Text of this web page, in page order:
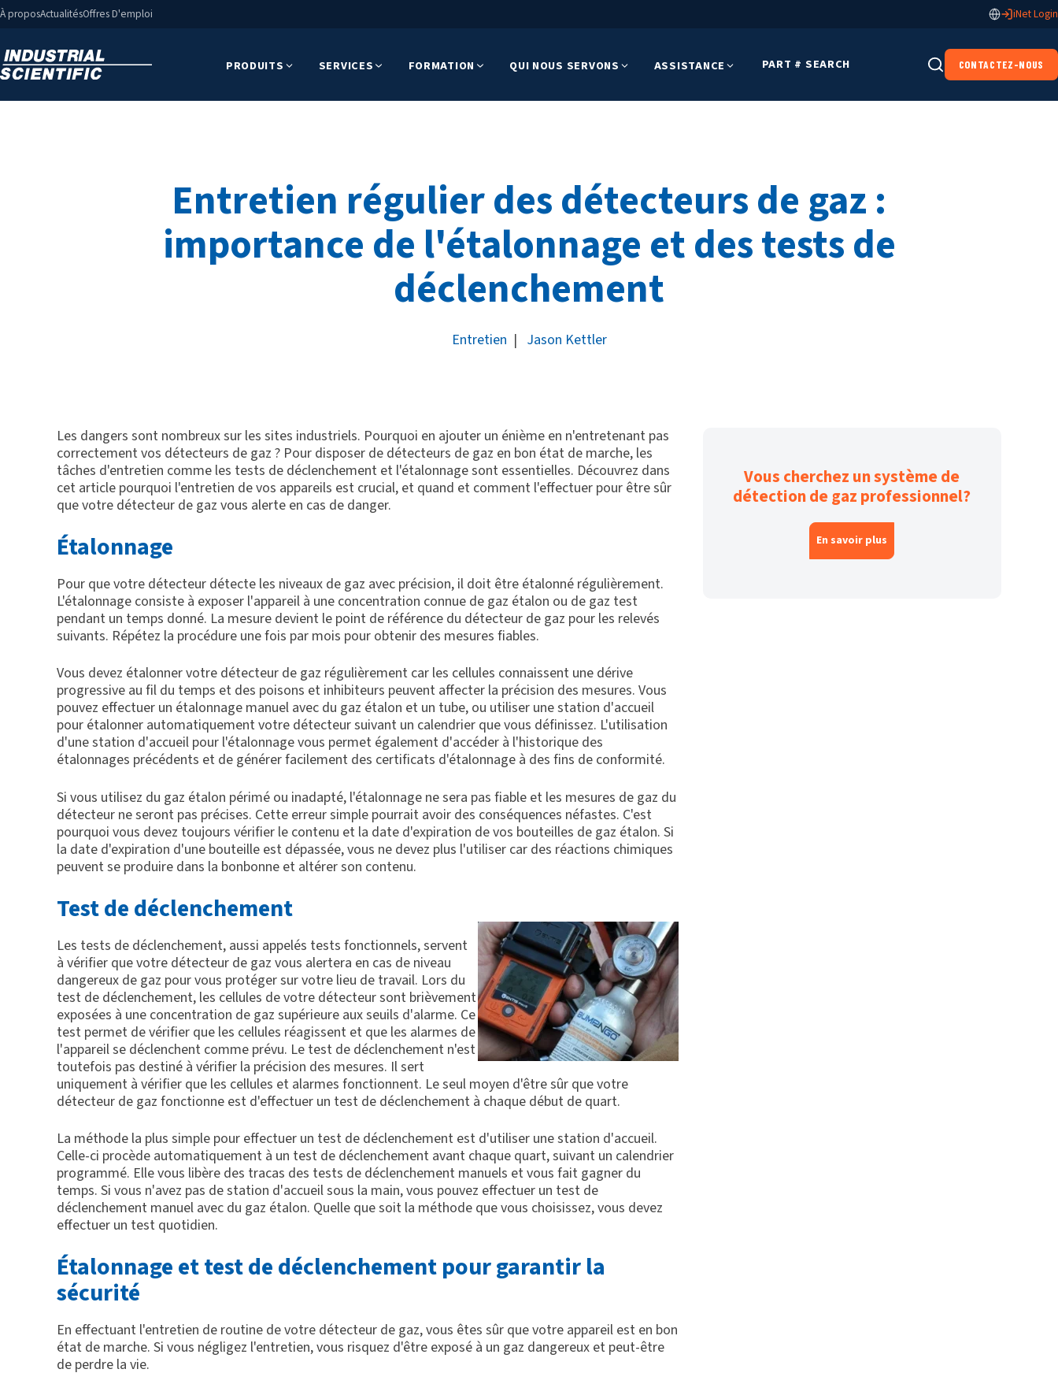
À proposActualitésOffres D'emploi iNet Login
PRODUITS SERVICES FORMATION QUI NOUS SERVONS ASSISTANCE PART # SEARCH CONTACTEZ-NOUS
Entretien régulier des détecteurs de gaz :
importance de l'étalonnage et des tests de
déclenchement
Entretien | Jason Kettler
Les dangers sont nombreux sur les sites industriels. Pourquoi en ajouter un énième en n'entretenant pas
correctement vos détecteurs de gaz ? Pour disposer de détecteurs de gaz en bon état de marche, les
tâches d'entretien comme les tests de déclenchement et l'étalonnage sont essentielles. Découvrez dans
cet article pourquoi l'entretien de vos appareils est crucial, et quand et comment l'effectuer pour être sûr
que votre détecteur de gaz vous alerte en cas de danger.
Étalonnage
Pour que votre détecteur détecte les niveaux de gaz avec précision, il doit être étalonné régulièrement.
L'étalonnage consiste à exposer l'appareil à une concentration connue de gaz étalon ou de gaz test
pendant un temps donné. La mesure devient le point de référence du détecteur de gaz pour les relevés
suivants. Répétez la procédure une fois par mois pour obtenir des mesures fiables.
Vous devez étalonner votre détecteur de gaz régulièrement car les cellules connaissent une dérive
progressive au fil du temps et des poisons et inhibiteurs peuvent affecter la précision des mesures. Vous
pouvez effectuer un étalonnage manuel avec du gaz étalon et un tube, ou utiliser une station d'accueil
pour étalonner automatiquement votre détecteur suivant un calendrier que vous définissez. L'utilisation
d'une station d'accueil pour l'étalonnage vous permet également d'accéder à l'historique des
étalonnages précédents et de générer facilement des certificats d'étalonnage à des fins de conformité.
Si vous utilisez du gaz étalon périmé ou inadapté, l'étalonnage ne sera pas fiable et les mesures de gaz du
détecteur ne seront pas précises. Cette erreur simple pourrait avoir des conséquences néfastes. C'est
pourquoi vous devez toujours vérifier le contenu et la date d'expiration de vos bouteilles de gaz étalon. Si
la date d'expiration d'une bouteille est dépassée, vous ne devez plus l'utiliser car des réactions chimiques
peuvent se produire dans la bonbonne et altérer son contenu.
Test de déclenchement
Les tests de déclenchement, aussi appelés tests fonctionnels, servent
à vérifier que votre détecteur de gaz vous alertera en cas de niveau
dangereux de gaz pour vous protéger sur votre lieu de travail. Lors du
test de déclenchement, les cellules de votre détecteur sont brièvement
exposées à une concentration de gaz supérieure aux seuils d'alarme. Ce
test permet de vérifier que les cellules réagissent et que les alarmes de
l'appareil se déclenchent comme prévu. Le test de déclenchement n'est
toutefois pas destiné à vérifier la précision des mesures. Il sert
uniquement à vérifier que les cellules et alarmes fonctionnent. Le seul moyen d'être sûr que votre
détecteur de gaz fonctionne est d'effectuer un test de déclenchement à chaque début de quart.
La méthode la plus simple pour effectuer un test de déclenchement est d'utiliser une station d'accueil.
Celle-ci procède automatiquement à un test de déclenchement avant chaque quart, suivant un calendrier
programmé. Elle vous libère des tracas des tests de déclenchement manuels et vous fait gagner du
temps. Si vous n'avez pas de station d'accueil sous la main, vous pouvez effectuer un test de
déclenchement manuel avec du gaz étalon. Quelle que soit la méthode que vous choisissez, vous devez
effectuer un test quotidien.
Étalonnage et test de déclenchement pour garantir la
sécurité
En effectuant l'entretien de routine de votre détecteur de gaz, vous êtes sûr que votre appareil est en bon
état de marche. Si vous négligez l'entretien, vous risquez d'être exposé à un gaz dangereux et peut-être
de perdre la vie.
Vous cherchez un système de
détection de gaz professionnel?
En savoir plus